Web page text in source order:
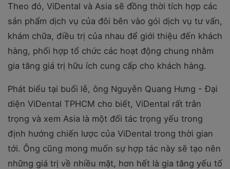
Theo đó, ViDental và Asia sẽ đồng thời tích hợp các
sản phẩm dịch vụ của đôi bên vào gói dịch vụ tư vấn,
khám chữa, điều trị của nhau để giới thiệu đến khách
hàng, phối hợp tổ chức các hoạt động chung nhằm
gia tăng giá trị hữu ích cung cấp cho khách hàng.
Phát biểu tại buổi lễ, ông Nguyễn Quang Hưng - Đại
diện ViDental TPHCM cho biết, ViDental rất trân
trọng và xem Asia là một đối tác trọng yếu trong
định hướng chiến lược của ViDental trong thời gian
tới. Ông cũng mong muốn sự hợp tác này sẽ tạo nên
những giá trị về nhiều mặt, hơn hết là gia tăng yếu tố